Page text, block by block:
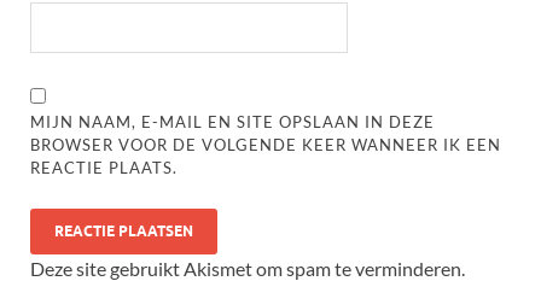
MIJN NAAM, E-MAIL EN SITE OPSLAAN IN DEZE
BROWSER VOOR DE VOLGENDE KEER WANNEER IK EEN
REACTIE PLAATS.
Deze site gebruikt Akismet om spam te verminderen.